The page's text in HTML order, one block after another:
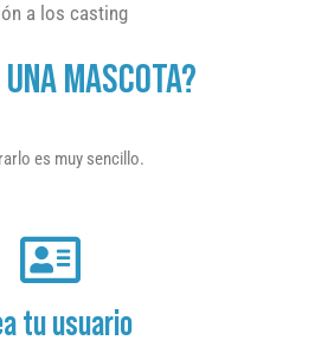
a los casting
MASCOTA?
es muy sencillo.
tu usuario